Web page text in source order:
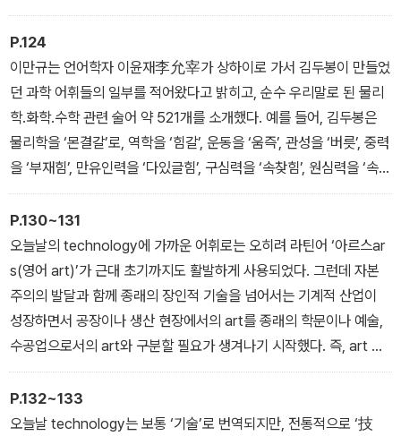
가까운 어휘를 찾자면, 영어 science나 라틴어 scientia가 아니라
오히려 ‘자연철학philosophiæ naturalis’이라는 어휘였다. 아울러
그러한 탐구자들을 사람들은 natural philosophers(자연철학자들)
또는 virtuosos(거장들), savant(학자) 등으로 불렀다. 예를 들어,
아이작 뉴턴은 1687년 《자연철학의 수학적 원리Philosophiae Na
turalis Principia Mathematica》, 일명 《프린키피아》라는 라틴어
저서를 집필했는데, 제목에서 볼 수 있듯이 그는 스스로의 학문을 ‘과
학’이 아니라 ‘자연철학’이라고 불렀다.
- _01∙ 과학/科學/Science
P.124
이만규는 언어학자 이윤재李允宰가 상하이로 가서 김두봉이 만들었
던 과학 어휘들의 일부를 적어왔다고 밝히고, 순수 우리말로 된 물리
학․화학․수학 관련 술어 약 521개를 소개했다. 예를 들어, 김두봉은
물리학을 ‘몬결갈’로, 역학을 ‘힘갈’, 운동을 ‘움즉’, 관성을 ‘버릇’, 중력
을 ‘부재힘’, 만유인력을 ‘다있글힘’, 구심력을 ‘속찾힘’, 원심력을 ‘속뜨
힘’ 등으로 썼다. 김두봉의 제안은 근대화를 거치며 거의 무비판적으
로 수용되었던 외래어 문제를 되돌아보고, 그것을 순수 우리말로 바
꾸고자 했던 점에서 매우 의미 있는 일이었다.
- _05∙ 물리학/物理學/Physics
P.130~131
오늘날의 technology에 가까운 어휘로는 오히려 라틴어 ‘아르스ar
s(영어 art)’가 근대 초기까지도 활발하게 사용되었다. 그런데 자본
주의의 발달과 함께 종래의 장인적 기술을 넘어서는 기계적 산업이
성장하면서 공장이나 생산 현장에서의 art를 종래의 학문이나 예술,
수공업으로서의 art와 구분할 필요가 생겨나기 시작했다. 즉, art 중
에서도 ‘기계적 기술mechanical art’이라는 어휘가 새롭게 등장한
것이다. 16세기 프랑스 철학자이자 교육 개혁자였던 피터 라무스Pet
er Ramus는 아르art를 자유로운 기술liberal art과 기계적 기술me
P.132~133
오늘날 technology는 보통 ‘기술’로 번역되지만, 전통적으로 ‘技